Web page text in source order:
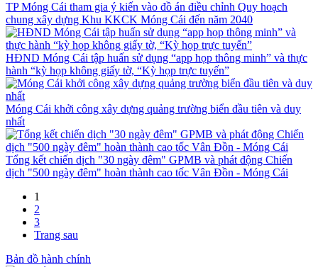
TP Móng Cái tham gia ý kiến vào đồ án điều chỉnh Quy hoạch
chung xây dựng Khu KKCK Móng Cái đến năm 2040
HĐND Móng Cái tập huấn sử dụng “app họp thông minh” và thực
hành “kỳ họp không giấy tờ, “Kỳ họp trực tuyến”
Móng Cái khởi công xây dựng quảng trường biển đầu tiên và duy
nhất
Tổng kết chiến dịch "30 ngày đêm" GPMB và phát động Chiến
dịch "500 ngày đêm" hoàn thành cao tốc Vân Đồn - Móng Cái
1
2
3
Trang sau
Bản đồ hành chính